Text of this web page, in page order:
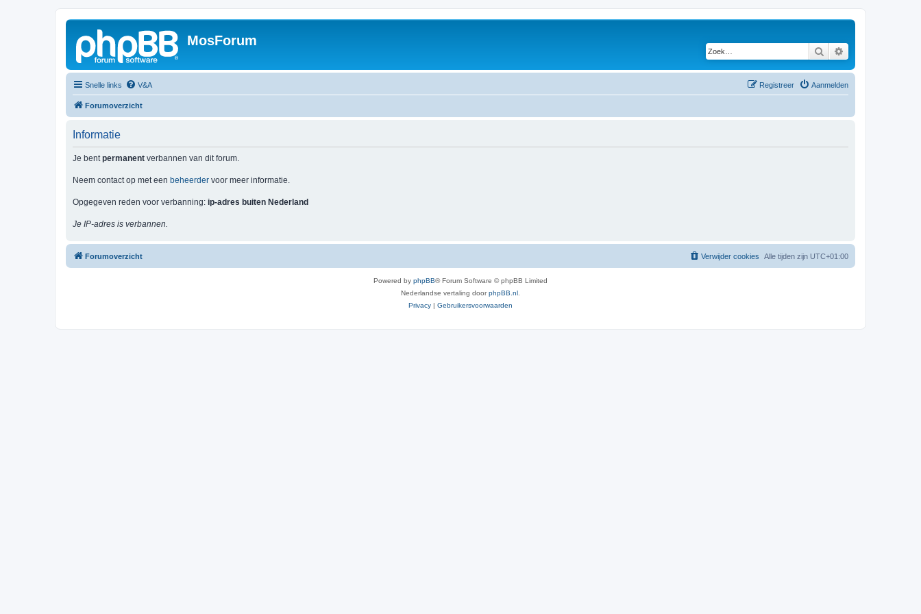
MosForum
Zoek
Snelle links V&A Aanmelden
Registreer
Forumoverzicht
Informatie
Je bentpermanent verbannen van dit forum.
Neem contact op met een beheerder voor meer informatie.
Opgegeven reden voor verbanning: ip-adres buiten Nederland
Je IP-adres is verbannen.
Forumoverzicht Alle tijden zijn UTC+01:00
Verwijder cookies
Powered by phpBB® Forum Software © phpBB Limited
Nederlandse vertaling doorphpBB.nl
Privacy | Gebruikersvoorwaarden